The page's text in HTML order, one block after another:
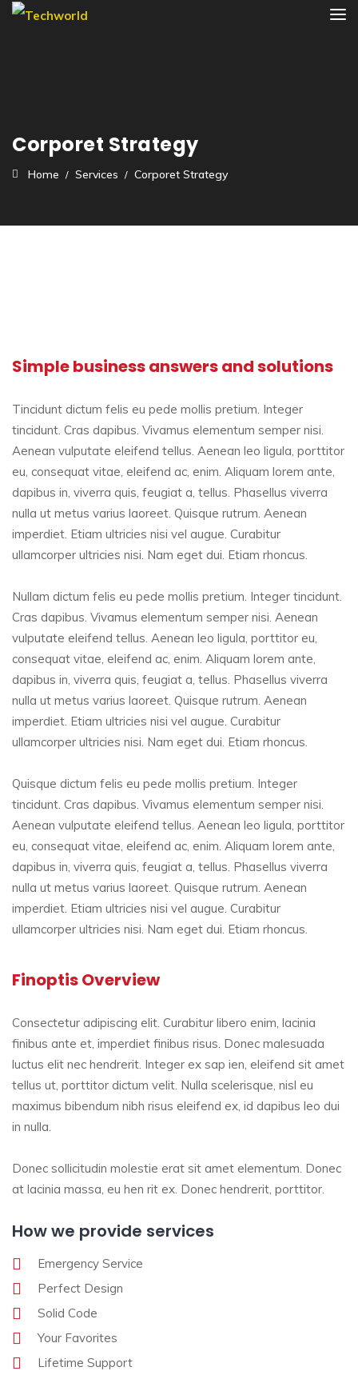
Corporet Strategy
Home Services Corporet Strategy
Simple business answers and solutions
Tincidunt dictum felis eu pede mollis pretium. Integer
tincidunt. Cras dapibus. Vivamus elementum semper nisi.
Aenean vulputate eleifend tellus. Aenean leo ligula, porttitor
eu, consequat vitae, eleifend ac, enim. Aliquam lorem ante,
dapibus in, viverra quis, feugiat a, tellus. Phasellus viverra
nulla ut metus varius laoreet. Quisque rutrum. Aenean
imperdiet. Etiam ultricies nisi vel augue. Curabitur
ullamcorper ultricies nisi. Nam eget dui. Etiam rhoncus.
Nullam dictum felis eu pede mollis pretium. Integer tincidunt.
Cras dapibus. Vivamus elementum semper nisi. Aenean
vulputate eleifend tellus. Aenean leo ligula, porttitor eu,
consequat vitae, eleifend ac, enim. Aliquam lorem ante,
dapibus in, viverra quis, feugiat a, tellus. Phasellus viverra
nulla ut metus varius laoreet. Quisque rutrum. Aenean
imperdiet. Etiam ultricies nisi vel augue. Curabitur
ullamcorper ultricies nisi. Nam eget dui. Etiam rhoncus.
Quisque dictum felis eu pede mollis pretium. Integer
tincidunt. Cras dapibus. Vivamus elementum semper nisi.
Aenean vulputate eleifend tellus. Aenean leo ligula, porttitor
eu, consequat vitae, eleifend ac, enim. Aliquam lorem ante,
dapibus in, viverra quis, feugiat a, tellus. Phasellus viverra
nulla ut metus varius laoreet. Quisque rutrum. Aenean
imperdiet. Etiam ultricies nisi vel augue. Curabitur
ullamcorper ultricies nisi. Nam eget dui. Etiam rhoncus.
Finoptis Overview
Consectetur adipiscing elit. Curabitur libero enim, lacinia
finibus ante et, imperdiet finibus risus. Donec malesuada
luctus elit nec hendrerit. Integer ex sap ien, eleifend sit amet
tellus ut, porttitor dictum velit. Nulla scelerisque, nisl eu
maximus bibendum nibh risus eleifend ex, id dapibus leo dui
in nulla.
Donec sollicitudin molestie erat sit amet elementum. Donec
at lacinia massa, eu hen rit ex. Donec hendrerit, porttitor.
How we provide services
Emergency Service
Perfect Design
Solid Code
Your Favorites
Lifetime Support